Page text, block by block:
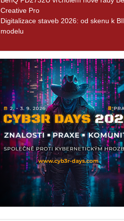
Creative Pro
Digitalizace staveb 2026: od skenu k
modelu